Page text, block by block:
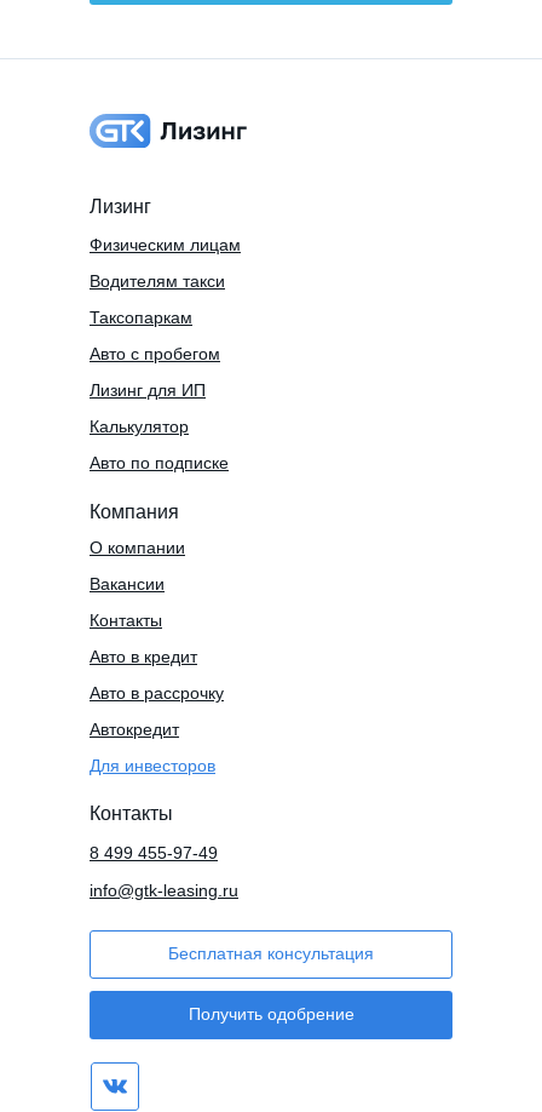
Компания
О компании
Вакансии
Контакты
Для инвесторов
Контакты
8 499 455-97-49
info@gtk-leasing.ru
Бесплатная консультация
Лизинг
Водителям такси
Физическим лицам
Таксопаркам
Получить одобрение
Авто с пробегом
Авто в кредит
Авто в рассрочку
Автокредит
Лизинг для ИП
Калькулятор
Авто по подписке